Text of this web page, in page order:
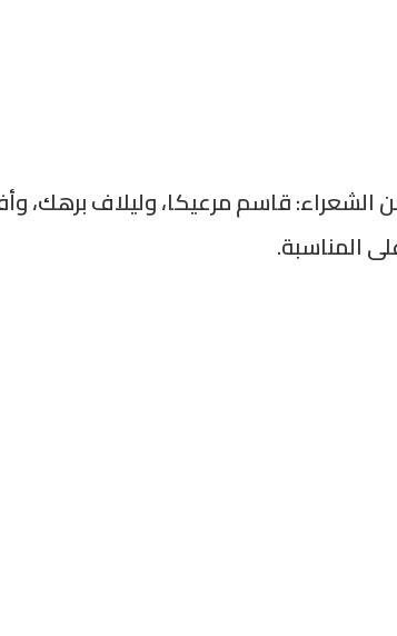
قاسم مرعيكا، وليلاف برهك،
المناسبة.